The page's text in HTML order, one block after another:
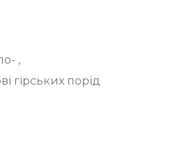
,
гірських порід